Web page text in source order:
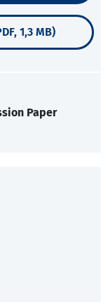
1,3 MB)
Paper